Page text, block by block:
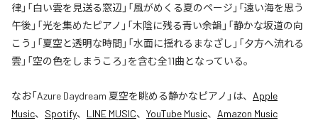
律」「白い雲を見送る窓辺」「風がめくる夏のページ」「遠い海を思う
午後」「光を集めたピアノ」「木陰に残る青い余韻」「静かな坂道の向
こう」「夏空と透明な時間」「水面に揺れるまなざし」「夕方へ流れる
雲」「空の色をしまうころ」を含む全11曲となっている。
なお「Azure Daydream 夏空を眺める静かなピアノ 」は、 Apple
Music、 Spotify、 LINE MUSIC、 YouTube Music、 Amazon Music